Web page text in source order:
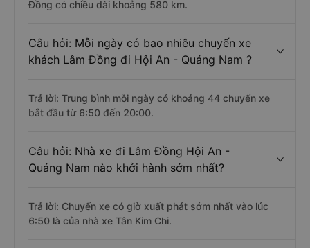
Đồng có chiều dài khoảng 580 km.
Câu hỏi: Mỗi ngày có bao nhiêu chuyến xe
khách Lâm Đồng đi Hội An - Quảng Nam ?
Trả lời: Trung bình mỗi ngày có khoảng 44 chuyến xe
bắt đầu từ 6:50 đến 20:00.
Câu hỏi: Nhà xe đi Lâm Đồng Hội An -
Quảng Nam nào khởi hành sớm nhất?
Trả lời: Chuyến xe có giờ xuất phát sớm nhất vào lúc
6:50 là của nhà xe Tân Kim Chi.